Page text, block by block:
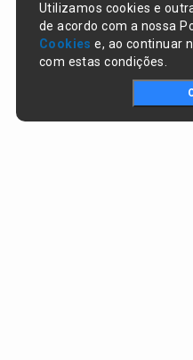
Utilizamos cookies e
de acordo com a nossa
Cookies e, ao continuar
com estas condições.